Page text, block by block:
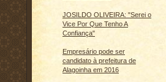
JOSILDO OLIVEIRA: "Serei o
Vice Por Que Tenho A
Confiança"
Empresário pode ser
candidato à prefeitura de
Alagoinha em 2016